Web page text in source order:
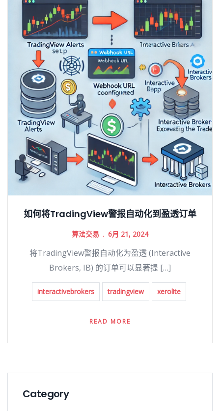
如何将TradingView警报自动化到盈透订单
算法交易 6月 21, 2024
将TradingView警报自动化为盈透 (Interactive
Brokers, IB) 的订单可以显著提 […]
interactivebrokers tradingview xerolite
READ MORE
Category